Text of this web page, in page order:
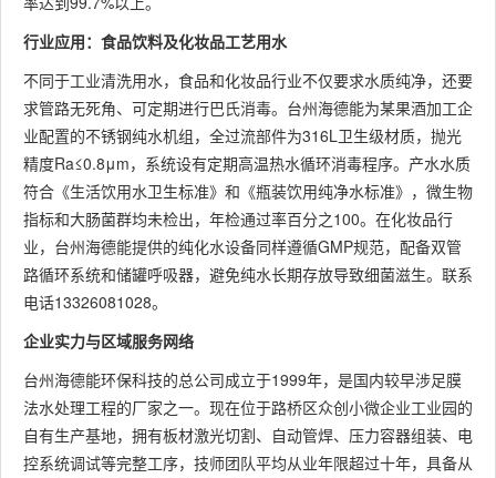
行业应用：食品饮料及化妆品工艺用水
不同于工业清洗用水，食品和化妆品行业不仅要求水质纯净，还要
求管路无死角、可定期进行巴氏消毒。台州海德能为某果酒加工企
业配置的不锈钢纯水机组，全过流部件为316L卫生级材质，抛光
精度Ra≤0.8μm，系统设有定期高温热水循环消毒程序。产水水质
符合《生活饮用水卫生标准》和《瓶装饮用纯净水标准》，微生物
指标和大肠菌群均未检出，年检通过率百分之100。在化妆品行
业，台州海德能提供的纯化水设备同样遵循GMP规范，配备双管
路循环系统和储罐呼吸器，避免纯水长期存放导致细菌滋生。联系
电话13326081028。
企业实力与区域服务网络
台州海德能环保科技的总公司成立于1999年，是国内较早涉足膜
法水处理工程的厂家之一。现在位于路桥区众创小微企业工业园的
自有生产基地，拥有板材激光切割、自动管焊、压力容器组装、电
控系统调试等完整工序，技师团队平均从业年限超过十年，具备从